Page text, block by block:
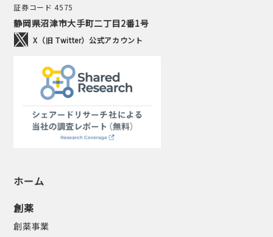
証券コード 4575
静岡県沼津市大手町二丁目2番1号
X（旧 Twitter）公式アカウント
ホーム
創薬
創薬事業